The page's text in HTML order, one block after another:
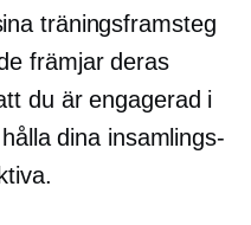
träningsframsteg
främjar deras
du är engagerad i
dina insamlings-